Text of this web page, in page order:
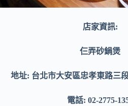
店家資訊:
仨弄砂鍋煲
地址: 台北市大安區忠孝東路三
電話: 02-2775-